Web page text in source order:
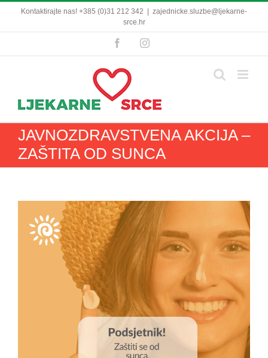
content
Kontaktirajte nas! +385 (0)31 212 342
zajednicke.sluzbe@ljekarne-
srce.hr
FacebookInstagram
JAVNOZDRAVSTVENA AKCIJA –
ZAŠTITA OD SUNCA